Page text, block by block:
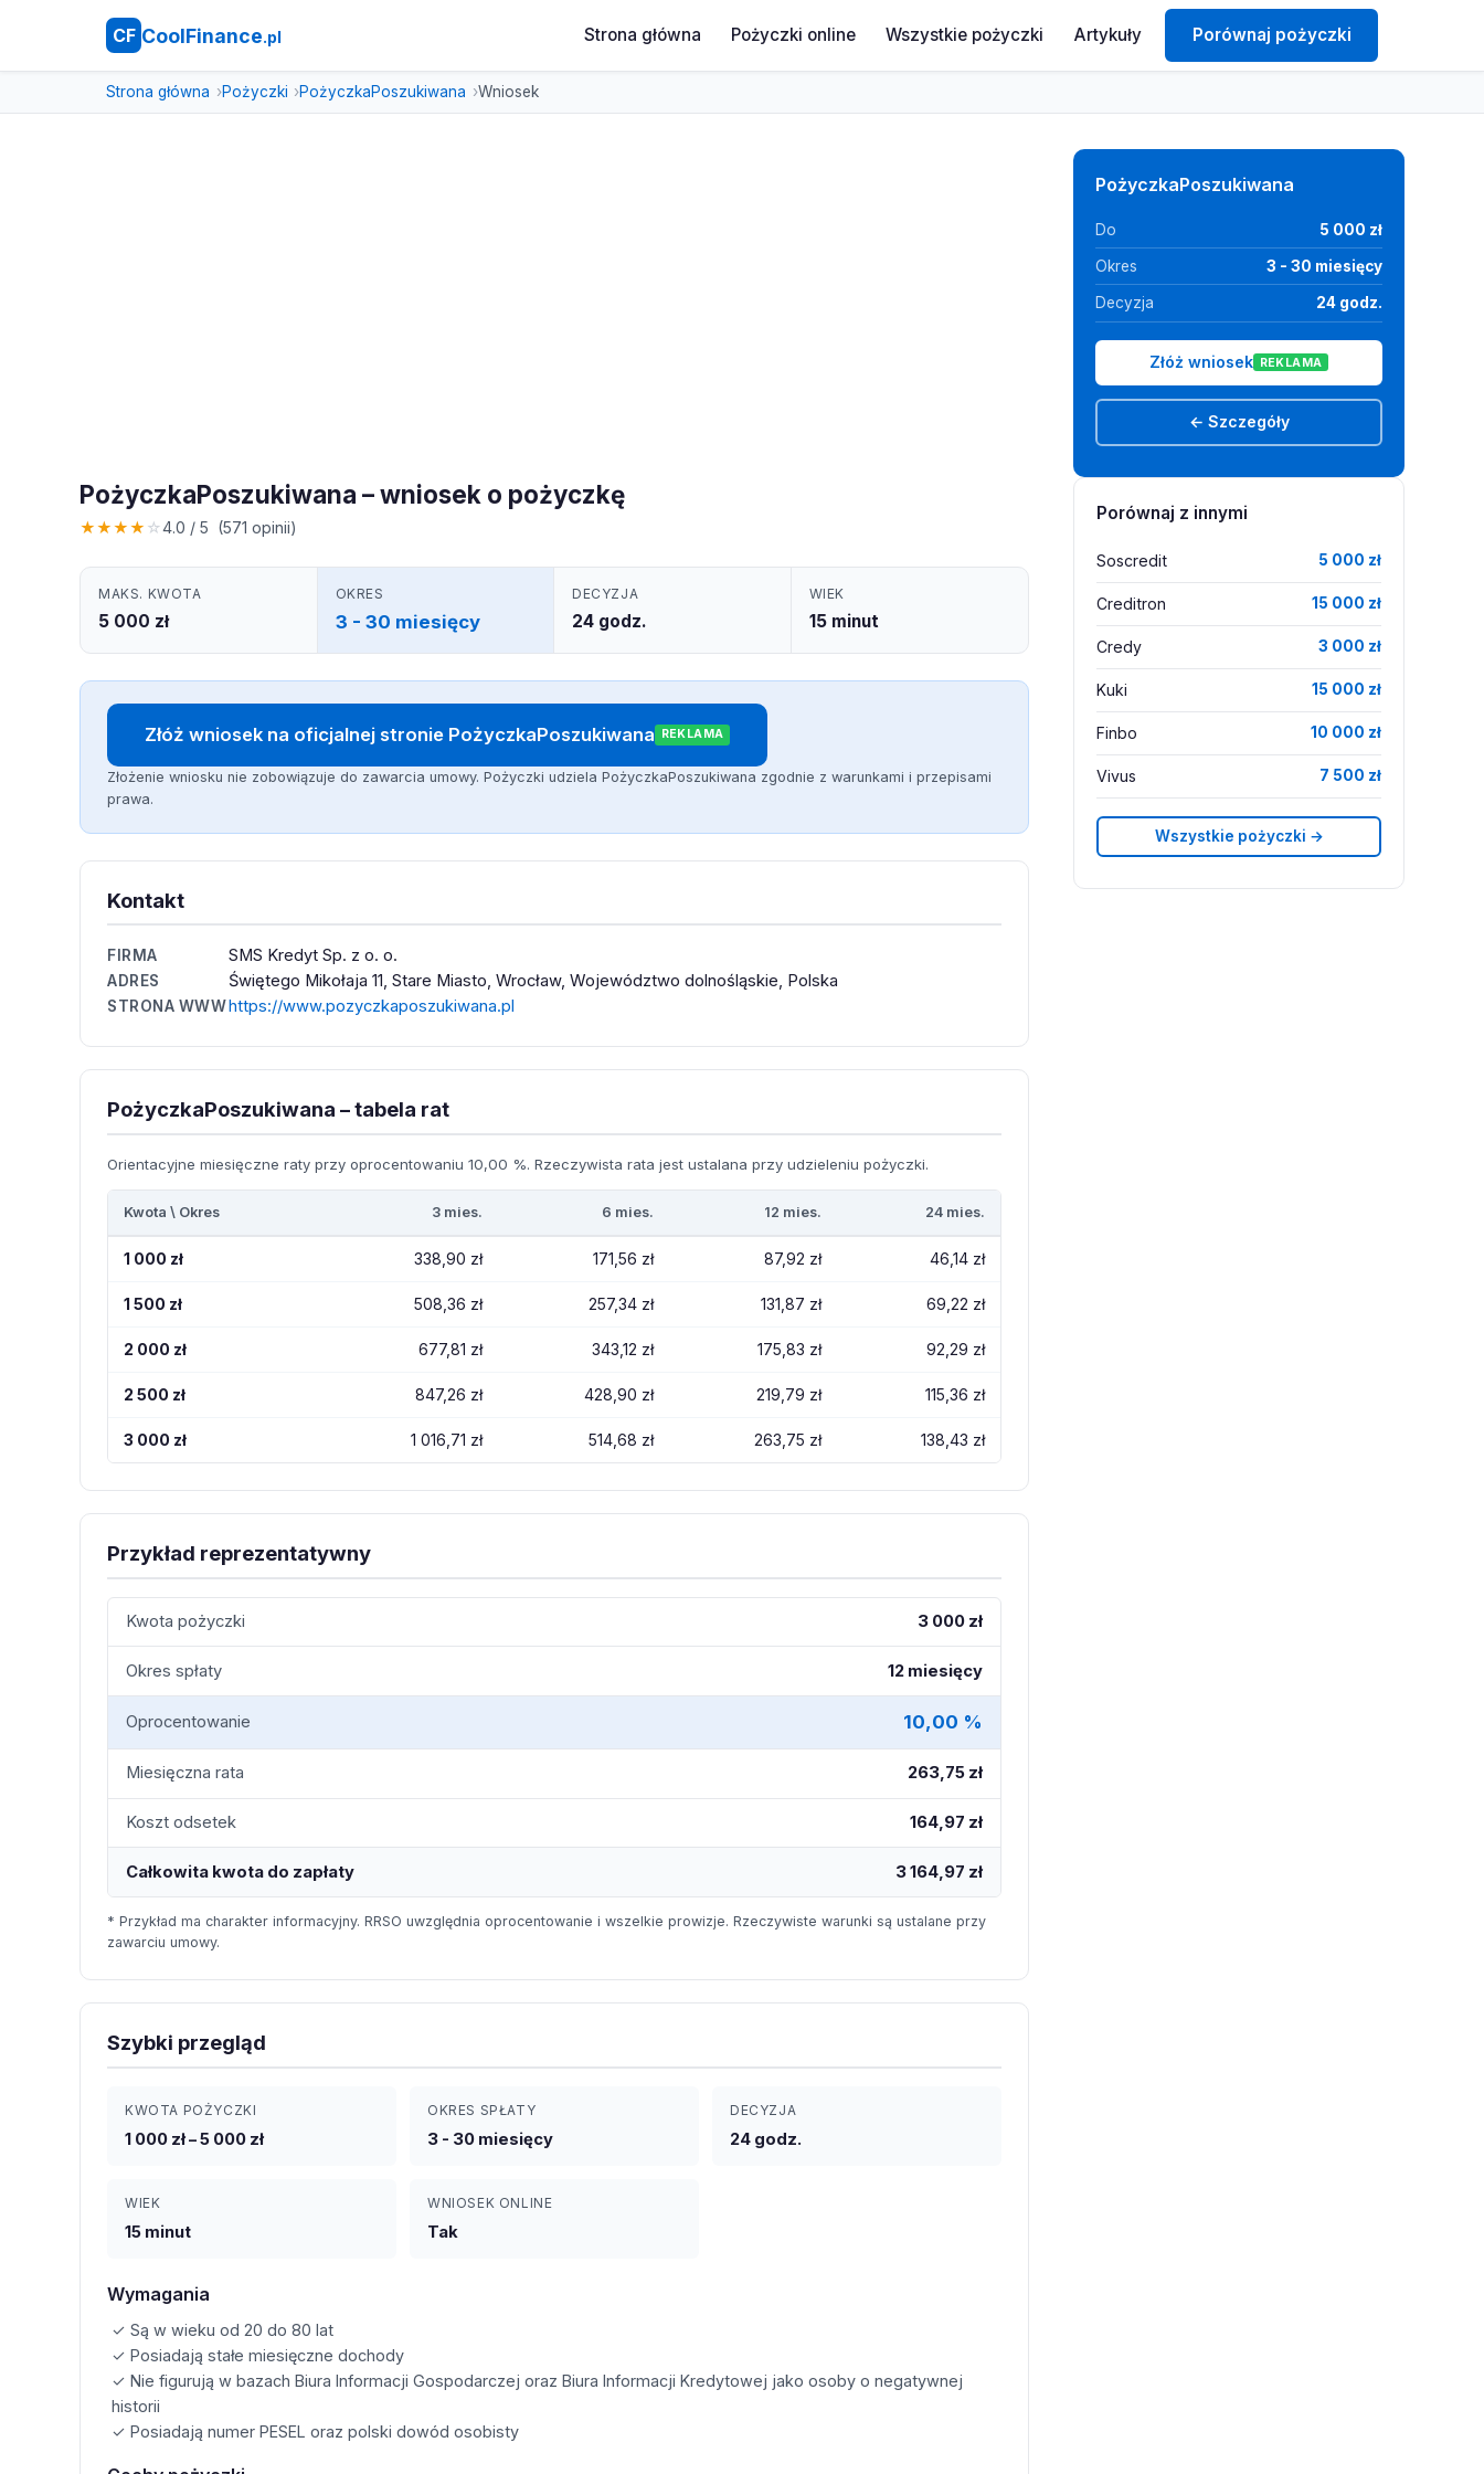
CF CoolFinance.pl Strona główna Pożyczki online Wszystkie pożyczki Artykuły Porównaj pożyczki
Strona główna Pożyczki PożyczkaPoszukiwana Wniosek
PożyczkaPoszukiwana – wniosek o pożyczkę
★★★★ ☆4.0 / 5 (571 opinii)
MAKS. KWOTA
5 000 zł
OKRES
3 - 30 miesięcy
DECYZJA
24 godz.
WIEK
15 minut
Złóż wniosek na oficjalnej stronie PożyczkaPoszukiwana REKLAMA
Złożenie wniosku nie zobowiązuje do zawarcia umowy. Pożyczki udziela PożyczkaPoszukiwana zgodnie z warunkami i przepisami
prawa.
Kontakt
FIRMA SMS Kredyt Sp. z o. o.
ADRES Świętego Mikołaja 11, Stare Miasto, Wrocław, Województwo dolnośląskie, Polska
STRONA WWW https://www.pozyczkaposzukiwana.pl
PożyczkaPoszukiwana – tabela rat
Orientacyjne miesięczne raty przy oprocentowaniu 10,00 %. Rzeczywista rata jest ustalana przy udzieleniu pożyczki.
Kwota \ Okres 3 mies. 6 mies. 12 mies. 24 mies.
1 000 zł 338,90 zł 171,56 zł 87,92 zł 46,14 zł
1 500 zł 508,36 zł 257,34 zł 131,87 zł 69,22 zł
2 000 zł 677,81 zł 343,12 zł 175,83 zł 92,29 zł
2 500 zł 847,26 zł 428,90 zł 219,79 zł 115,36 zł
3 000 zł 1 016,71 zł 514,68 zł 263,75 zł 138,43 zł
Przykład reprezentatywny
Kwota pożyczki 3 000 zł
Okres spłaty 12 miesięcy
Oprocentowanie 10,00 %
Miesięczna rata 263,75 zł
Koszt odsetek 164,97 zł
Całkowita kwota do zapłaty 3 164,97 zł
* Przykład ma charakter informacyjny. RRSO uwzględnia oprocentowanie i wszelkie prowizje. Rzeczywiste warunki są ustalane przy
zawarciu umowy.
Szybki przegląd
KWOTA POŻYCZKI
1 000 zł – 5 000 zł
OKRES SPŁATY
3 - 30 miesięcy
DECYZJA
24 godz.
WIEK
15 minut
WNIOSEK ONLINE
Tak
Wymagania
✓ Są w wieku od 20 do 80 lat
✓ Posiadają stałe miesięczne dochody
✓ Nie figurują w bazach Biura Informacji Gospodarczej oraz Biura Informacji Kredytowej jako osoby o negatywnej
historii
✓ Posiadają numer PESEL oraz polski dowód osobisty
PożyczkaPoszukiwana
Do 5 000 zł
Okres 3 - 30 miesięcy
Decyzja 24 godz.
Złóż wniosek REKLAMA
← Szczegóły
Porównaj z innymi
Soscredit 5 000 zł
Creditron 15 000 zł
Credy 3 000 zł
Kuki 15 000 zł
Finbo 10 000 zł
Vivus 7 500 zł
Wszystkie pożyczki →